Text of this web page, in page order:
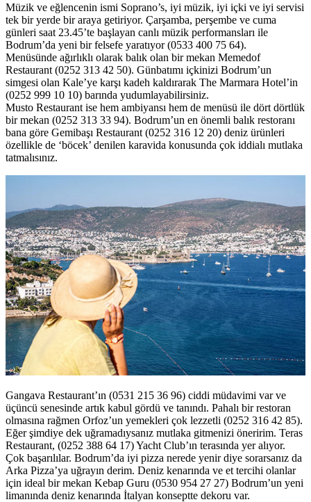
Müzik ve eğlencenin ismi Soprano’s, iyi müzik, iyi içki ve iyi servisi
tek bir yerde bir araya getiriyor. Çarşamba, perşembe ve cuma
günleri saat 23.45’te başlayan canlı müzik performansları ile
Bodrum’da yeni bir felsefe yaratıyor (0533 400 75 64).
Menüsünde ağırlıklı olarak balık olan bir mekan Memedof
Restaurant (0252 313 42 50). Günbatımı içkinizi Bodrum’un
simgesi olan Kale’ye karşı kadeh kaldırarak The Marmara Hotel’in
(0252 999 10 10) barında yudumlayabilirsiniz.
Musto Restaurant ise hem ambiyansı hem de menüsü ile dört dörtlük
bir mekan (0252 313 33 94). Bodrum’un en önemli balık restoranı
bana göre Gemibaşı Restaurant (0252 316 12 20) deniz ürünleri
özellikle de ‘böcek’ denilen karavida konusunda çok iddialı mutlaka
tatmalısınız.
Gangava Restaurant’ın (0531 215 36 96) ciddi müdavimi var ve
üçüncü senesinde artık kabul gördü ve tanındı. Pahalı bir restoran
olmasına rağmen Orfoz’un yemekleri çok lezzetli (0252 316 42 85).
Eğer şimdiye dek uğramadıysanız mutlaka gitmenizi öneririm. Teras
Restaurant, (0252 388 64 17) Yacht Club’ın terasında yer alıyor.
Çok başarılılar. Bodrum’da iyi pizza nerede yenir diye sorarsanız da
Arka Pizza’ya uğrayın derim. Deniz kenarında ve et tercihi olanlar
için ideal bir mekan Kebap Guru (0530 954 27 27) Bodrum’un yeni
limanında deniz kenarında İtalyan konseptte dekoru var.